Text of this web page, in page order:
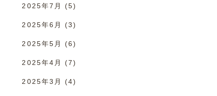
2025年7月 (5)
2025年6月 (3)
2025年5月 (6)
2025年4月 (7)
2025年3月 (4)